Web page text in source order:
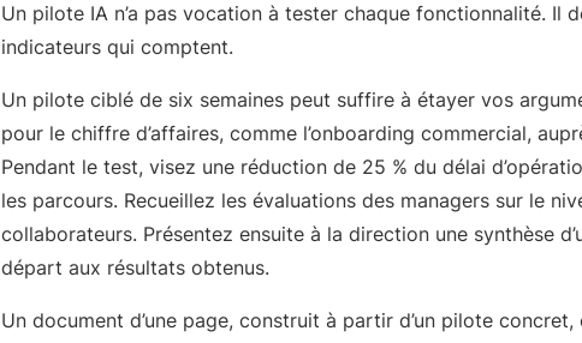
Un pilote IA n’a pas vocation à tester chaque fonctionnalité. Il
indicateurs qui comptent.
Un pilote ciblé de six semaines peut suffire à étayer vos
pour le chiffre d’affaires, comme l’onboarding commercial,
Pendant le test, visez une réduction de 25 % du délai
les parcours. Recueillez les évaluations des managers sur le
collaborateurs. Présentez ensuite à la direction une synthèse
départ aux résultats obtenus.
Un document d’une page, construit à partir d’un pilote concret,